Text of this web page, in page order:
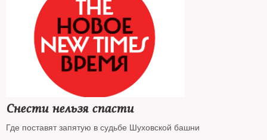
Снести нельзя спасти
Где поставят запятую в судьбе Шуховской башни